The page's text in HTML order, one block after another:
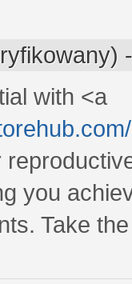
with <a
you
Take